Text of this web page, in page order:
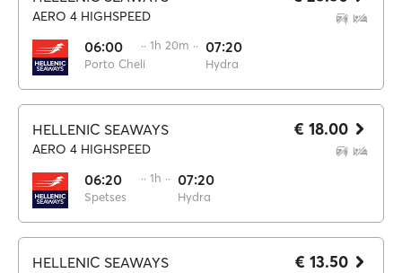
AERO 4 HIGHSPEED
06:00
Porto Cheli
·· 1h 20m ·· 07:20
Hydra
HELLENIC SEAWAYS
AERO 4 HIGHSPEED
06:20
Spetses
·· 1h ·· 07:20
Hydra
€ 18.00
HELLENIC SEAWAYS € 13.50